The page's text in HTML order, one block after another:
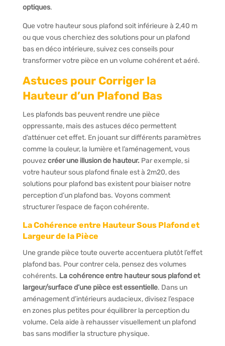
optiques.
Que votre hauteur sous plafond soit inférieure à 2,40 m
ou que vous cherchiez des solutions pour un plafond
bas en déco intérieure, suivez ces conseils pour
transformer votre pièce en un volume cohérent et aéré.
Astuces pour Corriger la
Hauteur d’un Plafond Bas
Les plafonds bas peuvent rendre une pièce
oppressante, mais des astuces déco permettent
d’atténuer cet effet. En jouant sur différents paramètres
comme la couleur, la lumière et l’aménagement, vous
pouvezcréer une illusion de hauteur. Par exemple, si
votre hauteur sous plafond finale est à 2m20, des
solutions pour plafond bas existent pour biaiser notre
perception d’un plafond bas. Voyons comment
structurer l’espace de façon cohérente.
La Cohérence entre Hauteur Sous Plafond et
Largeur de la Pièce
Une grande pièce toute ouverte accentuera plutôt l’effet
plafond bas. Pour contrer cela, pensez des volumes
cohérents. La cohérence entre hauteur sous plafond et
largeur/surface d’une pièce est essentielle. Dans un
aménagement d’intérieurs audacieux, divisez l’espace
en zones plus petites pour équilibrer la perception du
volume. Cela aide à rehausser visuellement un plafond
bas sans modifier la structure physique.